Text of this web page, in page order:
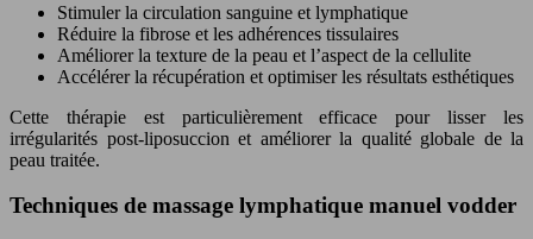
Stimuler la circulation sanguine et lymphatique
Réduire la fibrose et les adhérences tissulaires
Améliorer la texture de la peau et l’aspect de la cellulite
Accélérer la récupération et optimiser les résultats esthétiques
Cette thérapie est particulièrement efficace pour lisser les
irrégularités post-liposuccion et améliorer la qualité globale de la
peau traitée.
Techniques de massage lymphatique manuel vodder